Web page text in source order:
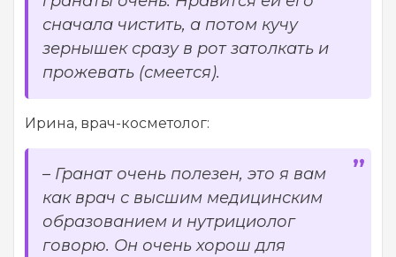
сначала чистить, а потом кучу
зернышек сразу в рот затолкать и
прожевать (смеется).
Ирина, врач-косметолог:
– Гранат очень полезен, это я вам
как врач с высшим медицинским
образованием и нутрициолог
говорю. Он очень хорош для